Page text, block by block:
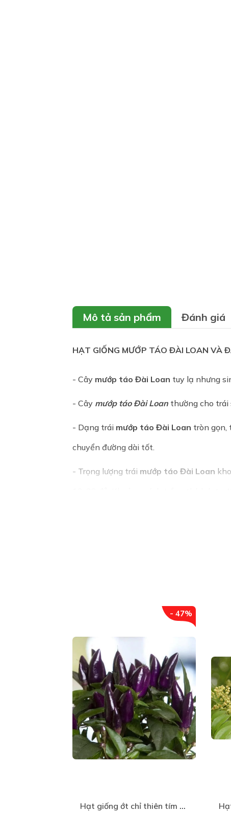
Mô tả sản phẩm Đánh giá
HẠT GIỐNG MƯỚP TÁO ĐÀI LOAN VÀ
- Cây mướp táo Đài Loan tuy lạ nhưng
- Cây mướp táo Đài Loan thường cho trái
- Dạng trái mướp táo Đài Loan tròn gọn,
chuyển đường dài tốt.
- Trọng lượng trái mướp táo Đài Loan
- 47%
Hạt giống ớt chỉ thiên tím - gói 30 hat